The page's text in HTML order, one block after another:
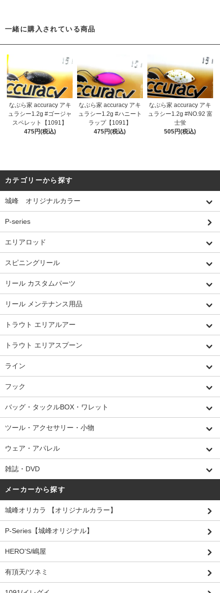
一緒に購入されている商品
なぶら家 accuracy アキ
ュラシー1.2g #ゴージャ
スペレット【1091】
475円(税込)
なぶら家 accuracy アキ
ュラシー1.2g #ハニート
ラップ【1091】
475円(税込)
なぶら家 accuracy アキ
ュラシー1.2g #NO.92 富
士蛍
505円(税込)
カテゴリーから探す
城峰 オリジナルカラー
P-series
エリアロッド
スピニングリール
リール カスタムパーツ
リール メンテナンス用品
トラウト エリアルアー
トラウト エリアスプーン
ライン
フック
バッグ・タックルBOX・ワレット
ツール・アクセサリー・小物
ウェア・アパレル
雑誌・DVD
メーカーから探す
城峰オリカラ 【オリジナルカラー】
P-Series【城峰オリジナル】
HERO'S/嶋屋
有頂天/ツネミ